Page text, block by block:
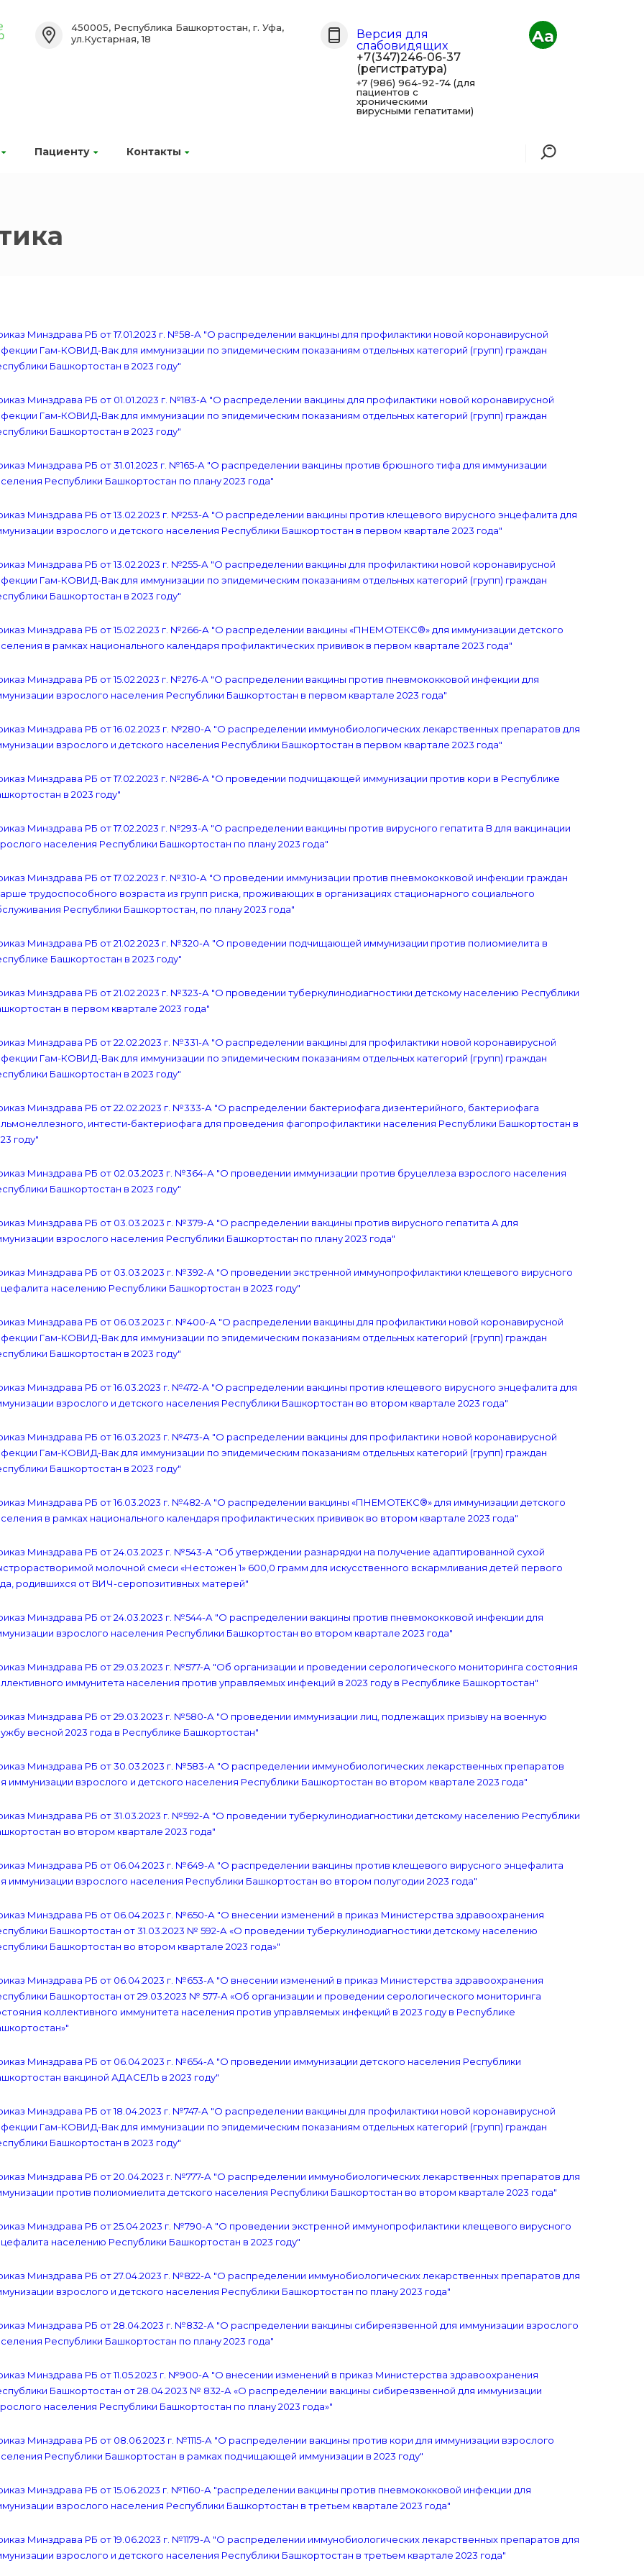
Пациенту Контакты
450005, Республика Башкортостан, г. Уфа,
ул.Кустарная, 18
Версия для
слабовидящих
+7(347)246-06-37
(регистратура)
+7 (986) 964-92-74 (для
пациентов с
хроническими
вирусными гепатитами)
Aa
Минздрава РБ от 17.01.2023 г. №58-А "О распределении вакцины для профилактики новой коронавирусной
Гам-КОВИД-Вак для иммунизации по эпидемическим показаниям отдельных категорий (групп) граждан
Башкортостан в 2023 году"
Минздрава РБ от 01.01.2023 г. №183-А "О распределении вакцины для профилактики новой коронавирусной
Гам-КОВИД-Вак для иммунизации по эпидемическим показаниям отдельных категорий (групп) граждан
Башкортостан в 2023 году"
Минздрава РБ от 31.01.2023 г. №165-А "О распределении вакцины против брюшного тифа для иммунизации
Республики Башкортостан по плану 2023 года"
Минздрава РБ от 13.02.2023 г. №253-А "О распределении вакцины против клещевого вирусного энцефалита для
взрослого и детского населения Республики Башкортостан в первом квартале 2023 года"
Минздрава РБ от 13.02.2023 г. №255-А "О распределении вакцины для профилактики новой коронавирусной
Гам-КОВИД-Вак для иммунизации по эпидемическим показаниям отдельных категорий (групп) граждан
Башкортостан в 2023 году"
Минздрава РБ от 15.02.2023 г. №266-А "О распределении вакцины «ПНЕМОТЕКС®» для иммунизации детского
в рамках национального календаря профилактических прививок в первом квартале 2023 года"
Минздрава РБ от 15.02.2023 г. №276-А "О распределении вакцины против пневмококковой инфекции для
взрослого населения Республики Башкортостан в первом квартале 2023 года"
Минздрава РБ от 16.02.2023 г. №280-А "О распределении иммунобиологических лекарственных препаратов для
взрослого и детского населения Республики Башкортостан в первом квартале 2023 года"
Минздрава РБ от 17.02.2023 г. №286-А "О проведении подчищающей иммунизации против кори в Республике
в 2023 году"
Минздрава РБ от 17.02.2023 г. №293-А "О распределении вакцины против вирусного гепатита В для вакцинации
населения Республики Башкортостан по плану 2023 года"
Минздрава РБ от 17.02.2023 г. №310-А "О проведении иммунизации против пневмококковой инфекции граждан
трудоспособного возраста из групп риска, проживающих в организациях стационарного социального
Республики Башкортостан, по плану 2023 года"
Минздрава РБ от 21.02.2023 г. №320-А "О проведении подчищающей иммунизации против полиомиелита в
Башкортостан в 2023 году"
Минздрава РБ от 21.02.2023 г. №323-А "О проведении туберкулинодиагностики детскому населению Республики
в первом квартале 2023 года"
Минздрава РБ от 22.02.2023 г. №331-А "О распределении вакцины для профилактики новой коронавирусной
Гам-КОВИД-Вак для иммунизации по эпидемическим показаниям отдельных категорий (групп) граждан
Башкортостан в 2023 году"
Минздрава РБ от 22.02.2023 г. №333-А "О распределении бактериофага дизентерийного, бактериофага
интести-бактериофага для проведения фагопрофилактики населения Республики Башкортостан в
году"
Минздрава РБ от 02.03.2023 г. №364-А "О проведении иммунизации против бруцеллеза взрослого населения
Башкортостан в 2023 году"
Минздрава РБ от 03.03.2023 г. №379-А "О распределении вакцины против вирусного гепатита А для
взрослого населения Республики Башкортостан по плану 2023 года"
Минздрава РБ от 03.03.2023 г. №392-А "О проведении экстренной иммунопрофилактики клещевого вирусного
населению Республики Башкортостан в 2023 году"
Минздрава РБ от 06.03.2023 г. №400-А "О распределении вакцины для профилактики новой коронавирусной
Гам-КОВИД-Вак для иммунизации по эпидемическим показаниям отдельных категорий (групп) граждан
Башкортостан в 2023 году"
Минздрава РБ от 16.03.2023 г. №472-А "О распределении вакцины против клещевого вирусного энцефалита для
взрослого и детского населения Республики Башкортостан во втором квартале 2023 года"
Минздрава РБ от 16.03.2023 г. №473-А "О распределении вакцины для профилактики новой коронавирусной
Гам-КОВИД-Вак для иммунизации по эпидемическим показаниям отдельных категорий (групп) граждан
Башкортостан в 2023 году"
Минздрава РБ от 16.03.2023 г. №482-А "О распределении вакцины «ПНЕМОТЕКС®» для иммунизации детского
в рамках национального календаря профилактических прививок во втором квартале 2023 года"
Минздрава РБ от 24.03.2023 г. №543-А "Об утверждении разнарядки на получение адаптированной сухой
молочной смеси «Нестожен 1» 600,0 грамм для искусственного вскармливания детей первого
родившихся от ВИЧ-серопозитивных матерей"
Минздрава РБ от 24.03.2023 г. №544-А "О распределении вакцины против пневмококковой инфекции для
взрослого населения Республики Башкортостан во втором квартале 2023 года"
Минздрава РБ от 29.03.2023 г. №577-А "Об организации и проведении серологического мониторинга состояния
иммунитета населения против управляемых инфекций в 2023 году в Республике Башкортостан"
Минздрава РБ от 29.03.2023 г. №580-А "О проведении иммунизации лиц, подлежащих призыву на военную
весной 2023 года в Республике Башкортостан"
Минздрава РБ от 30.03.2023 г. №583-А "О распределении иммунобиологических лекарственных препаратов
иммунизации взрослого и детского населения Республики Башкортостан во втором квартале 2023 года"
Минздрава РБ от 31.03.2023 г. №592-А "О проведении туберкулинодиагностики детскому населению Республики
во втором квартале 2023 года"
Минздрава РБ от 06.04.2023 г. №649-А "О распределении вакцины против клещевого вирусного энцефалита
иммунизации взрослого населения Республики Башкортостан во втором полугодии 2023 года"
Минздрава РБ от 06.04.2023 г. №650-А "О внесении изменений в приказ Министерства здравоохранения
Башкортостан от 31.03.2023 № 592-А «О проведении туберкулинодиагностики детскому населению
Башкортостан во втором квартале 2023 года»"
Минздрава РБ от 06.04.2023 г. №653-А "О внесении изменений в приказ Министерства здравоохранения
Башкортостан от 29.03.2023 № 577-А «Об организации и проведении серологического мониторинга
коллективного иммунитета населения против управляемых инфекций в 2023 году в Республике
Минздрава РБ от 06.04.2023 г. №654-А "О проведении иммунизации детского населения Республики
вакциной АДАСЕЛЬ в 2023 году"
Минздрава РБ от 18.04.2023 г. №747-А "О распределении вакцины для профилактики новой коронавирусной
Гам-КОВИД-Вак для иммунизации по эпидемическим показаниям отдельных категорий (групп) граждан
Башкортостан в 2023 году"
Минздрава РБ от 20.04.2023 г. №777-А "О распределении иммунобиологических лекарственных препаратов для
против полиомиелита детского населения Республики Башкортостан во втором квартале 2023 года"
Минздрава РБ от 25.04.2023 г. №790-А "О проведении экстренной иммунопрофилактики клещевого вирусного
населению Республики Башкортостан в 2023 году"
Минздрава РБ от 27.04.2023 г. №822-А "О распределении иммунобиологических лекарственных препаратов для
взрослого и детского населения Республики Башкортостан по плану 2023 года"
Минздрава РБ от 28.04.2023 г. №832-А "О распределении вакцины сибиреязвенной для иммунизации взрослого
Республики Башкортостан по плану 2023 года"
Минздрава РБ от 11.05.2023 г. №900-А "О внесении изменений в приказ Министерства здравоохранения
Башкортостан от 28.04.2023 № 832-А «О распределении вакцины сибиреязвенной для иммунизации
населения Республики Башкортостан по плану 2023 года»"
Минздрава РБ от 08.06.2023 г. №1115-А "О распределении вакцины против кори для иммунизации взрослого
Республики Башкортостан в рамках подчищающей иммунизации в 2023 году"
Минздрава РБ от 15.06.2023 г. №1160-А "распределении вакцины против пневмококковой инфекции для
взрослого населения Республики Башкортостан в третьем квартале 2023 года"
Минздрава РБ от 19.06.2023 г. №1179-А "О распределении иммунобиологических лекарственных препаратов для
взрослого и детского населения Республики Башкортостан в третьем квартале 2023 года"